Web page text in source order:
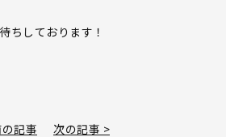
ちしております！
記事 次の記事 >